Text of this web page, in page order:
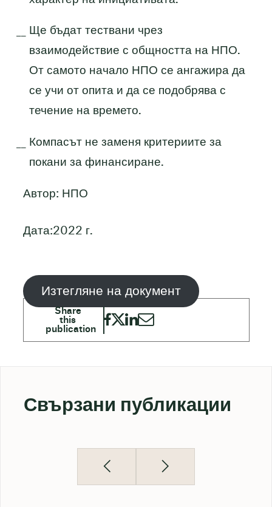
Ще бъдат тествани чрез
взаимодействие с общността на НПО.
От самото начало НПО се ангажира да
се учи от опита и да се подобрява с
течение на времето.
Компасът не заменя критериите за
покани за финансиране.
Автор: НПО
Дата:2022 г.
Изтегляне на документ
Свързани публикации